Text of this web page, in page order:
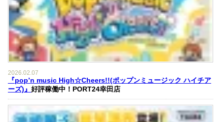
2026.02.07
『pop’n music High☆Cheers!!(ポップンミュージック ハイチア
ーズ)』 好評稼働中！PORT24幸田店